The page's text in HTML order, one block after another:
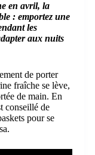
en avril, la
: emportez une
les
aux nuits
de porter
fraîche se lève,
de main. En
conseillé de
pour se